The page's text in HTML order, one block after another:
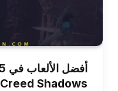
Creed Shadows و Avowed